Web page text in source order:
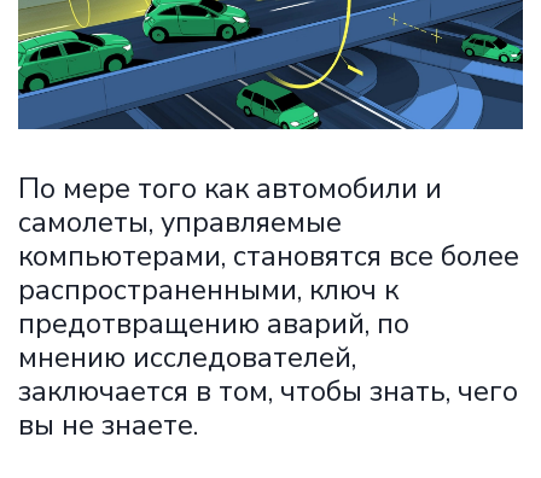
По мере того как автомобили и
самолеты, управляемые
компьютерами, становятся все более
распространенными, ключ к
предотвращению аварий, по
мнению исследователей,
заключается в том, чтобы знать, чего
вы не знаете.